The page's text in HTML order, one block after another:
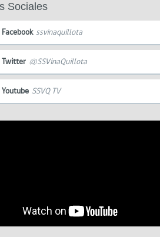
Sociales
Facebook ssvinaquillota
Twitter @SSVinaQuillota
Youtube SSVQ TV